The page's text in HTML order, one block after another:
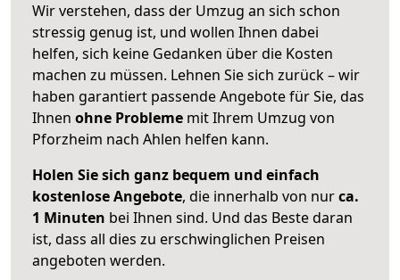
Wir verstehen, dass der Umzug an sich schon
stressig genug ist, und wollen Ihnen dabei
helfen, sich keine Gedanken über die Kosten
machen zu müssen. Lehnen Sie sich zurück – wir
haben garantiert passende Angebote für Sie, das
Ihnen ohne Probleme mit Ihrem Umzug von
Pforzheim nach Ahlen helfen kann.
Holen Sie sich ganz bequem und einfach
kostenlose Angebote, die innerhalb von nurca.
1 Minuten bei Ihnen sind. Und das Beste daran
ist, dass all dies zu erschwinglichen Preisen
angeboten werden.